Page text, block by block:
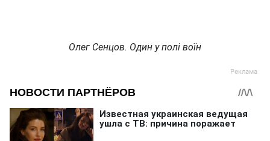
Олег Сенцов. Один у полі воїн